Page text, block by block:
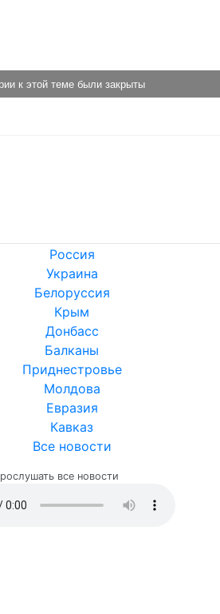
к этой теме были закрыты
Россия
Украина
Белоруссия
Крым
Донбасс
Балканы
Приднестровье
Молдова
Евразия
Кавказ
Все новости
все новости